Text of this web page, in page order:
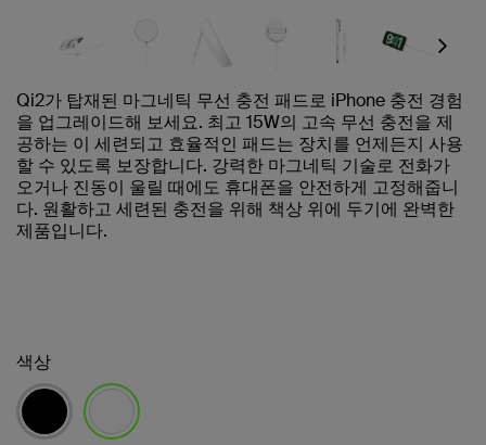
Next
Qi2가 탑재된 마그네틱 무선 충전 패드로 iPhone 충전 경험
을 업그레이드해 보세요. 최고 15W의 고속 무선 충전을 제
공하는 이 세련되고 효율적인 패드는 장치를 언제든지 사용
할 수 있도록 보장합니다. 강력한 마그네틱 기술로 전화가
오거나 진동이 울릴 때에도 휴대폰을 안전하게 고정해줍니
다. 원활하고 세련된 충전을 위해 책상 위에 두기에 완벽한
제품입니다.
색상